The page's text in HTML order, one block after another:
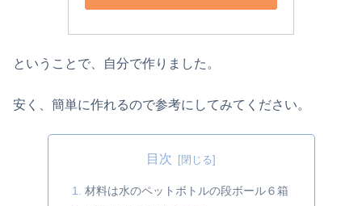
ということで、自分で作りました。
安く、簡単に作れるので参考にしてみてください。
目次
材料は水のペットボトルの段ボール６箱